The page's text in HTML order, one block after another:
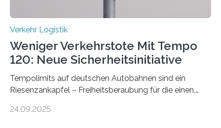
Verkehr Logistik
Weniger Verkehrstote Mit Tempo
120: Neue Sicherheitsinitiative
Tempolimits auf deutschen Autobahnen sind ein
Riesenzankapfel – Freiheitsberaubung für die einen,
Nach rund 50 Jahren hat eine Wissenschaftlerin der
24.09.2025